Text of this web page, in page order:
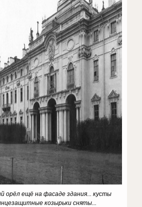
орёл ещё на фасаде здания... кусты
козырьки сняты...